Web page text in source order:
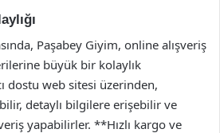
Paşabey Giyim, online alışveriş
büyük bir kolaylık
dostu web sitesi üzerinden,
detaylı bilgilere erişebilir ve
yapabilirler. **Hızlı kargo ve